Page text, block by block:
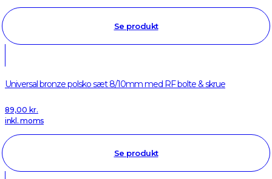
Se produkt
Universal bronze polsko sæt 8/10mm med RF bolte & skrue
89,00 kr.
inkl. moms
Se produkt